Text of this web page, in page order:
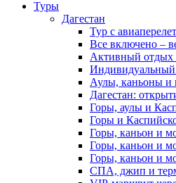
Туры
Дагестан
Тур с
Все включено –
Активный отдых
Индивидуальный
Аулы, каньоны и
Дагестан:
Горы, аулы и
Горы и
Горы, каньон и
Горы, каньон и
Горы, каньон и
СПА, джип и